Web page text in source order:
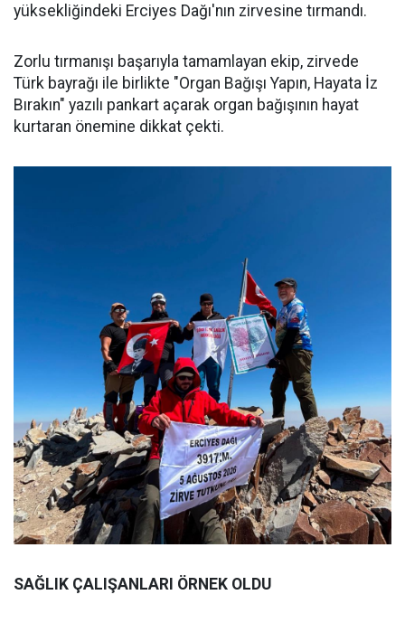
yüksekliğindeki Erciyes Dağı'nın zirvesine tırmandı.
Zorlu tırmanışı başarıyla tamamlayan ekip, zirvede
Türk bayrağı ile birlikte "Organ Bağışı Yapın, Hayata İz
Bırakın" yazılı pankart açarak organ bağışının hayat
kurtaran önemine dikkat çekti.
SAĞLIK ÇALIŞANLARI ÖRNEK OLDU